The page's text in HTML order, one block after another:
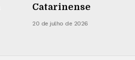
Catarinense
20 de julho de 2026